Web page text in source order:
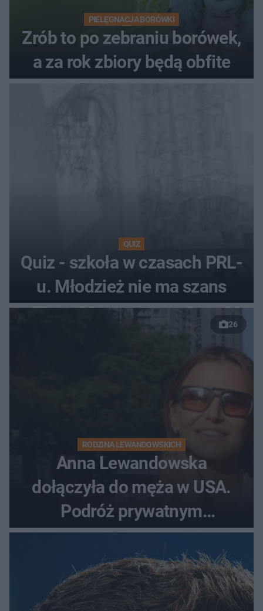
PIELĘGNACJA BORÓWKI
Zrób to po zebraniu borówek,
a za rok zbiory będą obfite
QUIZ
Quiz - szkoła w czasach PRL-
u. Młodzież nie ma szans
26
RODZINA LEWANDOWSKICH
Anna Lewandowska
dołączyła do męża w USA.
Podróż prywatnym
odrzutowcem to dopiero
początek!